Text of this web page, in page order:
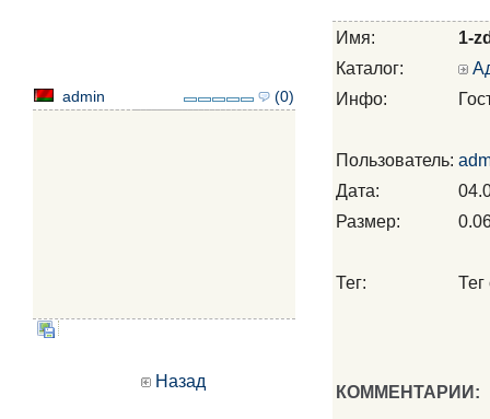
admin (0)
Назад
Имя:
1-
Каталог:
Инфо:
Пользователь:
Дата:
Размер:
Тег: Тег
КОММЕНТАРИИ: